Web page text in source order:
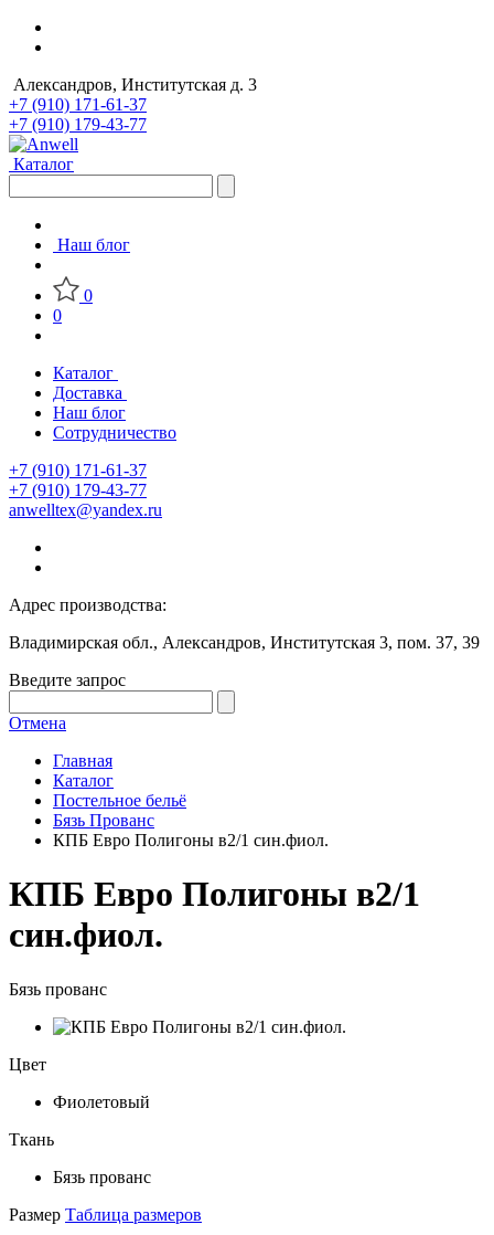
Александров, Институтская д. 3
+7 (910) 171-61-37
+7 (910) 179-43-77
Каталог
Наш блог
0
0
Каталог
Доставка
Наш блог
Сотрудничество
+7 (910) 171-61-37
+7 (910) 179-43-77
anwelltex@yandex.ru
Адрес производства:
Владимирская обл., Александров, Институтская 3, пом. 37, 39
Введите запрос
Отмена
Главная
Каталог
Постельное бельё
Бязь Прованс
КПБ Евро Полигоны в2/1 син.фиол.
КПБ Евро Полигоны в2/1
син.фиол.
Бязь прованс
Цвет
Фиолетовый
Ткань
Бязь прованс
Размер Таблица размеров